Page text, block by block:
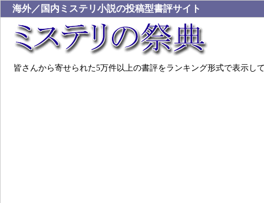
海外／国内ミステリ小説の投稿型書評サイト
皆さんから寄せられた5万件以上の書評をランキング形式で表示し